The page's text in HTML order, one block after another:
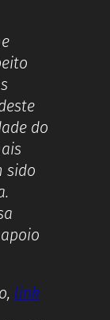
do
sido
link